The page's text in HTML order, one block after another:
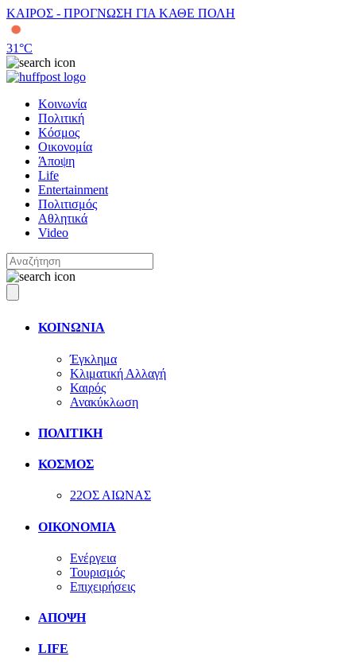
ΚΑΙΡΟΣ - ΠΡΟΓΝΩΣΗ ΓΙΑ ΚΑΘΕ ΠΟΛΗ
31°C
Κοινωνία
Πολιτική
Κόσμος
Οικονομία
Άποψη
Life
Entertainment
Πολιτισμός
Αθλητικά
Video
ΚΟΙΝΩΝΙΑ
Έγκλημα
Κλιματική Αλλαγή
Καιρός
Ανακύκλωση
ΠΟΛΙΤΙΚΗ
ΚΟΣΜΟΣ
22ΟΣ ΑΙΩΝΑΣ
ΟΙΚΟΝΟΜΙΑ
Ενέργεια
Τουρισμός
Επιχειρήσεις
ΑΠΟΨΗ
LIFE